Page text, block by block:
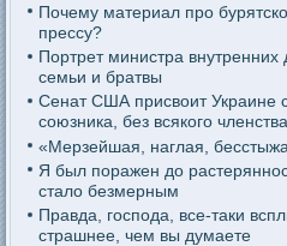
Почему материал про
прессу?
Портрет министра внутренних
семьи и братвы
Сенат США присвоит Украине
союзника, без всякого
«Мерзейшая, наглая,
Я был поражен до
стало безмерным
Правда, господа, все-таки
страшнее, чем вы думаете